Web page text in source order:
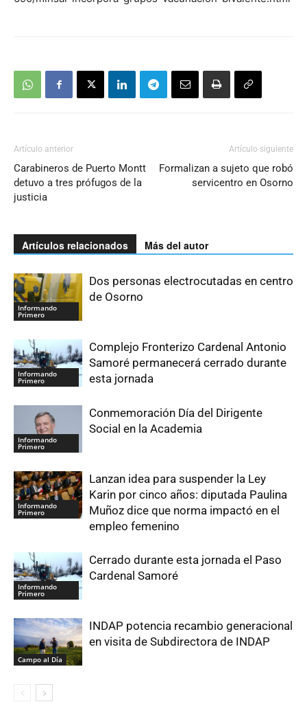
Artículo anterior
Carabineros de Puerto Montt
detuvo a tres prófugos de la
justicia
Artículo siguiente
Formalizan a sujeto que robó
servicentro en Osorno
Artículos relacionados Más del autor
Informando
Primero
Dos personas electrocutadas en centro
de Osorno
Informando
Primero
Complejo Fronterizo Cardenal Antonio
Samoré permanecerá cerrado durante
esta jornada
Informando
Primero
Conmemoración Día del Dirigente
Social en la Academia
Informando
Primero
Lanzan idea para suspender la Ley
Karin por cinco años: diputada Paulina
Muñoz dice que norma impactó en el
empleo femenino
Informando
Primero
Cerrado durante esta jornada el Paso
Cardenal Samoré
Campo al Día
INDAP potencia recambio generacional
en visita de Subdirectora de INDAP